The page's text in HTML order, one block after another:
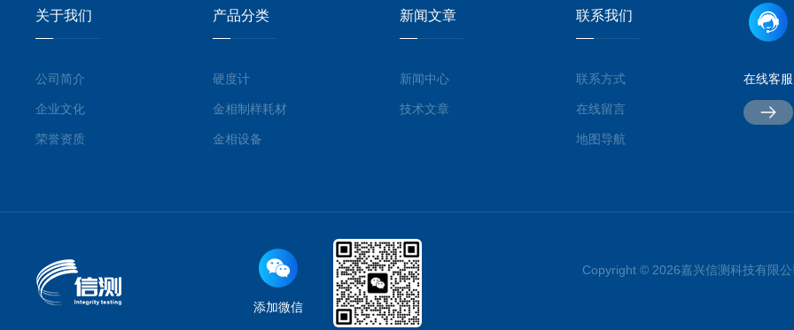
关于我们
公司简介
企业文化
荣誉资质
产品分类
硬度计
金相制样耗材
金相设备
新闻文章
新闻中心
技术文章
联系我们
联系方式
在线留言
地图导航
在线客服
添加微信
Copyright © 2026嘉兴信测科技有限